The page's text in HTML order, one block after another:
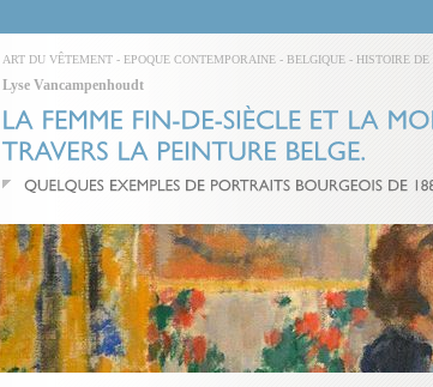
ART DU VÊTEMENT- EPOQUE CONTEMPORAINE- BELGIQUE - HISTOIRE DE
Lyse Vancampenhoudt